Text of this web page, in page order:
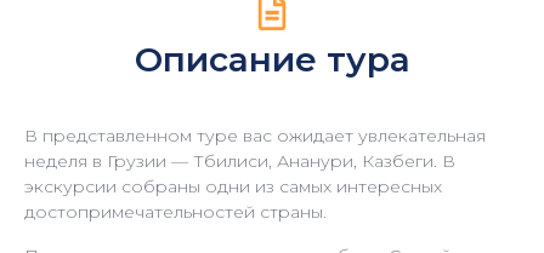
Описание тура
В представленном туре вас ожидает увлекательная
неделя в Грузии — Тбилиси, Ананури, Казбеги. В
экскурсии собраны одни из самых интересных
достопримечательностей страны.